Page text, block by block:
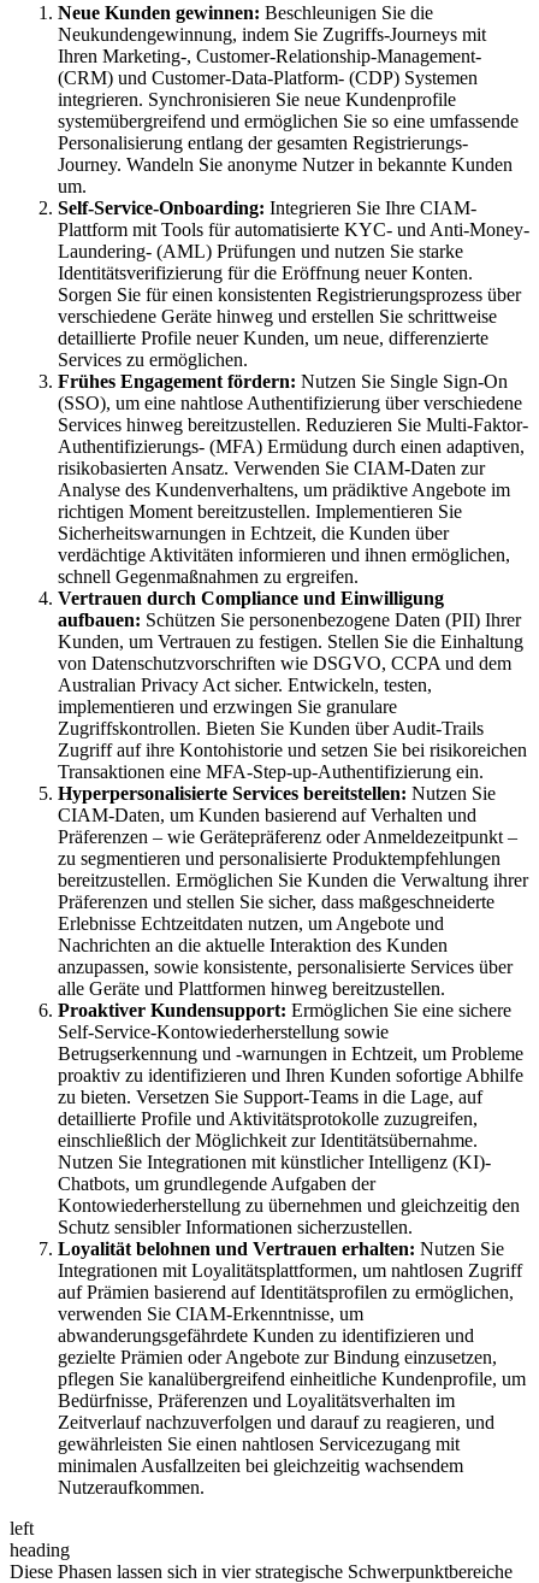
Neue Kunden gewinnen: Beschleunigen Sie die
Neukundengewinnung, indem Sie Zugriffs-Journeys mit
Ihren Marketing-, Customer-Relationship-Management-
(CRM) und Customer-Data-Platform- (CDP) Systemen
integrieren. Synchronisieren Sie neue Kundenprofile
systemübergreifend und ermöglichen Sie so eine umfassende
Personalisierung entlang der gesamten Registrierungs-
Journey. Wandeln Sie anonyme Nutzer in bekannte Kunden
um.
Self-Service-Onboarding: Integrieren Sie Ihre CIAM-
Plattform mit Tools für automatisierte KYC- und Anti-Money-
Laundering- (AML) Prüfungen und nutzen Sie starke
Identitätsverifizierung für die Eröffnung neuer Konten.
Sorgen Sie für einen konsistenten Registrierungsprozess über
verschiedene Geräte hinweg und erstellen Sie schrittweise
detaillierte Profile neuer Kunden, um neue, differenzierte
Services zu ermöglichen.
Frühes Engagement fördern: Nutzen Sie Single Sign-On
(SSO), um eine nahtlose Authentifizierung über verschiedene
Services hinweg bereitzustellen. Reduzieren Sie Multi-Faktor-
Authentifizierungs- (MFA) Ermüdung durch einen adaptiven,
risikobasierten Ansatz. Verwenden Sie CIAM-Daten zur
Analyse des Kundenverhaltens, um prädiktive Angebote im
richtigen Moment bereitzustellen. Implementieren Sie
Sicherheitswarnungen in Echtzeit, die Kunden über
verdächtige Aktivitäten informieren und ihnen ermöglichen,
schnell Gegenmaßnahmen zu ergreifen.
Vertrauen durch Compliance und Einwilligung
aufbauen: Schützen Sie personenbezogene Daten (PII) Ihrer
Kunden, um Vertrauen zu festigen. Stellen Sie die Einhaltung
von Datenschutzvorschriften wie DSGVO, CCPA und dem
Australian Privacy Act sicher. Entwickeln, testen,
implementieren und erzwingen Sie granulare
Zugriffskontrollen. Bieten Sie Kunden über Audit-Trails
Zugriff auf ihre Kontohistorie und setzen Sie bei risikoreichen
Transaktionen eine MFA-Step-up-Authentifizierung ein.
Hyperpersonalisierte Services bereitstellen: Nutzen Sie
CIAM-Daten, um Kunden basierend auf Verhalten und
Präferenzen – wie Gerätepräferenz oder Anmeldezeitpunkt –
zu segmentieren und personalisierte Produktempfehlungen
bereitzustellen. Ermöglichen Sie Kunden die Verwaltung ihrer
Präferenzen und stellen Sie sicher, dass maßgeschneiderte
Erlebnisse Echtzeitdaten nutzen, um Angebote und
Nachrichten an die aktuelle Interaktion des Kunden
anzupassen, sowie konsistente, personalisierte Services über
alle Geräte und Plattformen hinweg bereitzustellen.
Proaktiver Kundensupport: Ermöglichen Sie eine sichere
Self-Service-Kontowiederherstellung sowie
Betrugserkennung und -warnungen in Echtzeit, um Probleme
proaktiv zu identifizieren und Ihren Kunden sofortige Abhilfe
zu bieten. Versetzen Sie Support-Teams in die Lage, auf
detaillierte Profile und Aktivitätsprotokolle zuzugreifen,
einschließlich der Möglichkeit zur Identitätsübernahme.
Nutzen Sie Integrationen mit künstlicher Intelligenz (KI)-
Chatbots, um grundlegende Aufgaben der
Kontowiederherstellung zu übernehmen und gleichzeitig den
Schutz sensibler Informationen sicherzustellen.
Loyalität belohnen und Vertrauen erhalten: Nutzen Sie
Integrationen mit Loyalitätsplattformen, um nahtlosen Zugriff
auf Prämien basierend auf Identitätsprofilen zu ermöglichen,
verwenden Sie CIAM-Erkenntnisse, um
abwanderungsgefährdete Kunden zu identifizieren und
gezielte Prämien oder Angebote zur Bindung einzusetzen,
pflegen Sie kanalübergreifend einheitliche Kundenprofile, um
Bedürfnisse, Präferenzen und Loyalitätsverhalten im
Zeitverlauf nachzuverfolgen und darauf zu reagieren, und
gewährleisten Sie einen nahtlosen Servicezugang mit
minimalen Ausfallzeiten bei gleichzeitig wachsendem
Nutzeraufkommen.
left
heading
Diese Phasen lassen sich in vier strategische Schwerpunktbereiche